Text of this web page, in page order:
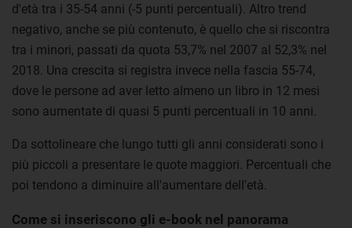
d'età tra i 35-54 anni (-5 punti percentuali). Altro trend
negativo, anche se più contenuto, è quello che si riscontra
tra i minori, passati da quota 53,7% nel 2007 al 52,3% nel
2018. Una crescita si registra invece nella fascia 55-74,
dove le persone ad aver letto almeno un libro in 12 mesi
sono aumentate di quasi 5 punti percentuali in 10 anni.
Da sottolineare che lungo tutti gli anni considerati sono i
più piccoli a presentare le quote maggiori. Percentuali che
poi tendono a diminuire all'aumentare dell'età.
Come si inseriscono gli e-book nel panorama